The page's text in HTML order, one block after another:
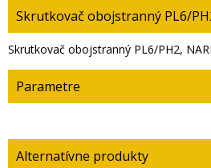
Skrutkovač obojstranný PL6/
Skrutkovač obojstranný PL6/PH2,
Parametre